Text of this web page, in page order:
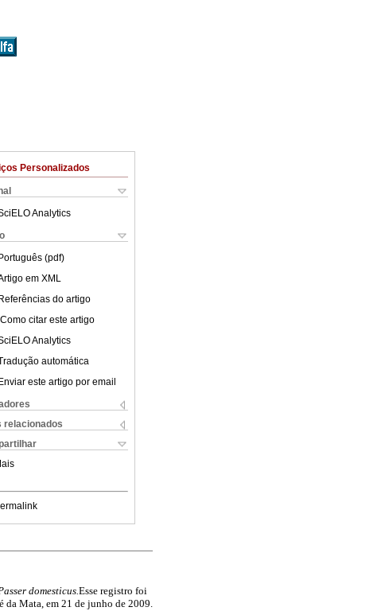
Personalizados
Analytics
(pdf)
em XML
do artigo
Como citar este artigo
Analytics
automática
este artigo por email
relacionados
domesticus.Esse registro foi
da Mata, em 21 de junho de 2009.